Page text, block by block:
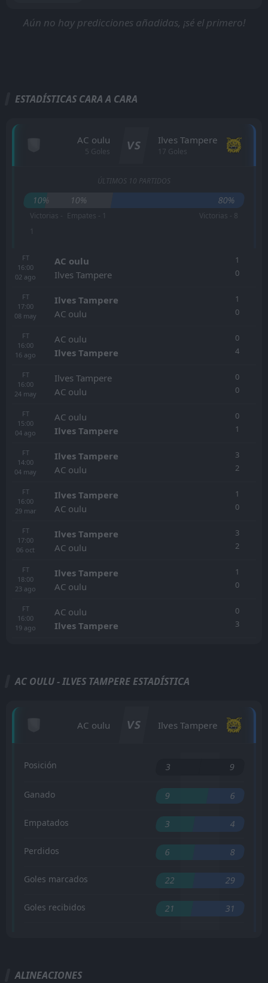
Aún no hay predicciones añadidas, ¡sé el primero!
ESTADÍSTICAS CARA A CARA
AC oulu
5 Goles VS Ilves Tampere
17 Goles
ÚLTIMOS 10 PARTIDOS
10% 10% 80%
Victorias -
1
Empates - 1 Victorias - 8
FT
16:00
02 ago
AC oulu
Ilves Tampere
1
0
FT
17:00
08 may
Ilves Tampere
AC oulu
1
0
FT
16:00
16 ago
AC oulu
Ilves Tampere
0
4
FT
16:00
24 may
Ilves Tampere
AC oulu
0
0
FT
15:00
04 ago
AC oulu
Ilves Tampere
0
1
FT
14:00
04 may
Ilves Tampere
AC oulu
3
2
FT
16:00
29 mar
Ilves Tampere
AC oulu
1
0
FT
17:00
06 oct
Ilves Tampere
AC oulu
3
2
FT
18:00
23 ago
Ilves Tampere
AC oulu
1
0
FT
16:00
19 ago
AC oulu
Ilves Tampere
0
3
AC OULU - ILVES TAMPERE ESTADÍSTICA
AC oulu VS Ilves Tampere
Posición 3 9
Ganado 9 6
Empatados 3 4
Perdidos 6 8
Goles marcados 22 29
Goles recibidos 21 31
ALINEACIONES